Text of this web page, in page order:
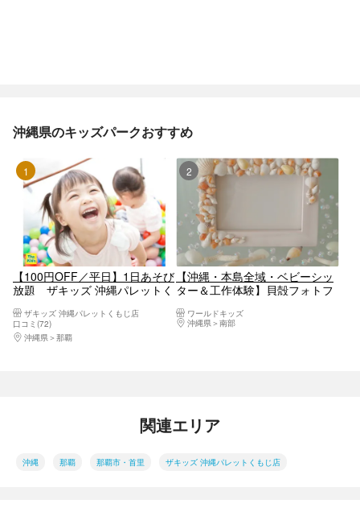
沖縄県のキッズパークおすすめ
1位
【100円OFF／平日】1日あそび
放題 ザキッズ 沖縄パレットく
ザキッズ 沖縄パレットくもじ店
口コミ(72)
沖縄県
那覇
2位
【沖縄・本島全域・ベビーシッ
ター＆工作体験】貝殻フォトフ
ワールドキッズ
沖縄県
南部
関連エリア
沖縄 那覇 那覇市・首里 ザキッズ 沖縄パレットくもじ店